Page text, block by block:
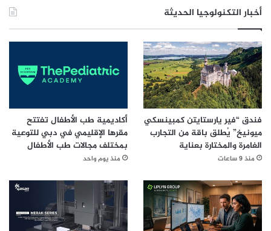
أخبار التكنولوجيا الحديثة
فندق “فير يارستايتن كمبينسكي
ميونيخ” يُطلق باقة من التجارب
الغامرة والمختارة بعناية
منذ 9 ساعات
أكاديمية طب الأطفال تفتتح
مقرها الإقليمي في دبي للتوعية
بمختلف مجالات طب الأطفال
منذ يوم واحد